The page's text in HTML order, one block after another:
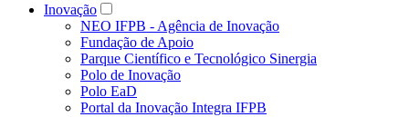
Inovação
NEO IFPB - Agência de Inovação
Fundação de Apoio
Parque Científico e Tecnológico Sinergia
Polo de Inovação
Polo EaD
Portal da Inovação Integra IFPB